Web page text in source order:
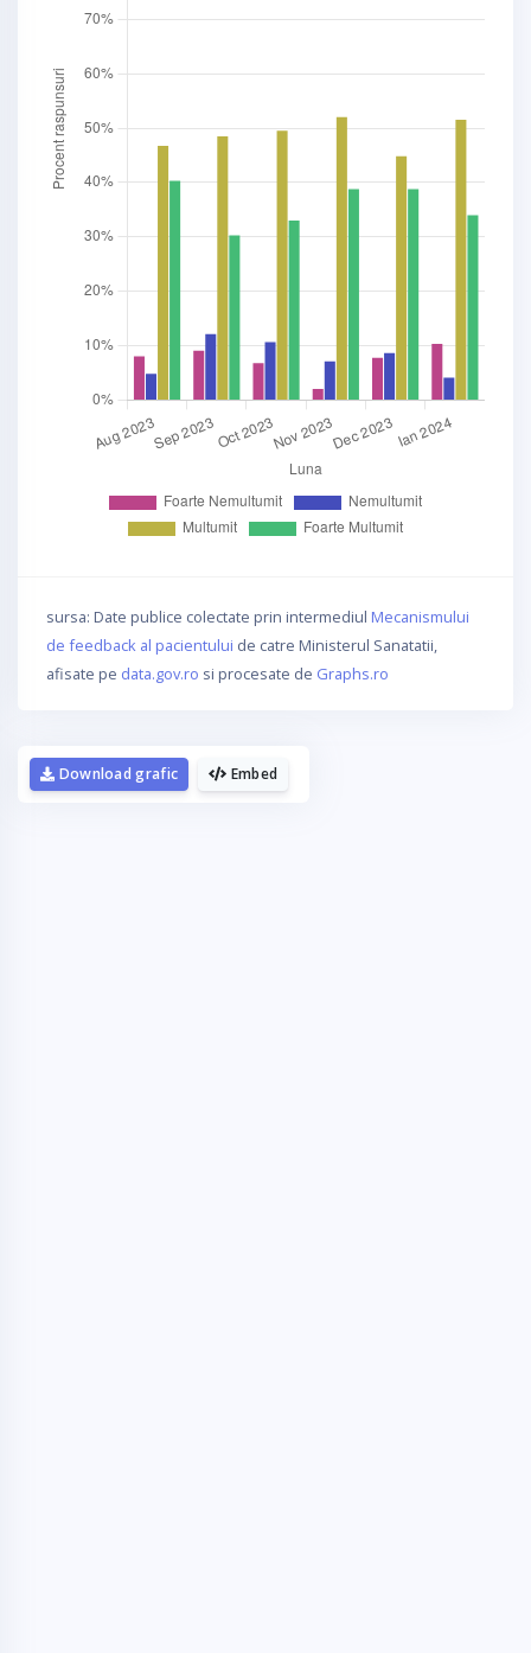
sursa: Date publice colectate prin intermediul Mecanismului
de feedback al pacientului de catre Ministerul Sanatatii,
afisate pe data.gov.ro si procesate de Graphs.ro
Embed
Download grafic